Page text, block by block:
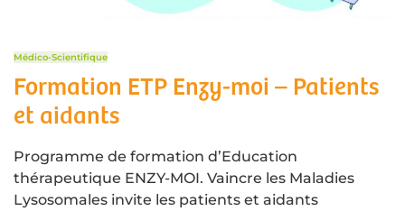
Médico-Scientifique
Formation ETP Enzy-moi – Patients
et aidants
Programme de formation d’Education
thérapeutique ENZY-MOI. Vaincre les Maladies
Lysosomales invite les patients et aidants